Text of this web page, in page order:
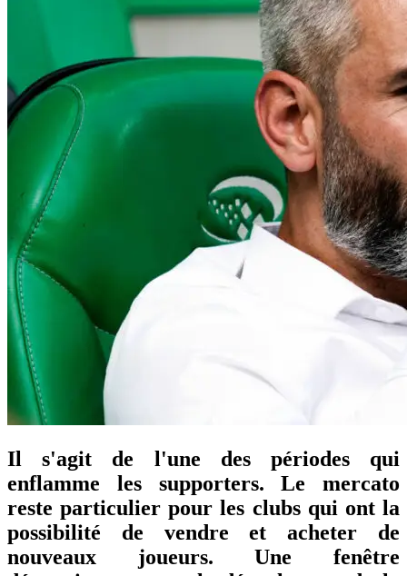
Il s'agit de l'une des périodes qui
enflamme les supporters. Le mercato
reste particulier pour les clubs qui ont la
possibilité de vendre et acheter de
nouveaux joueurs. Une fenêtre